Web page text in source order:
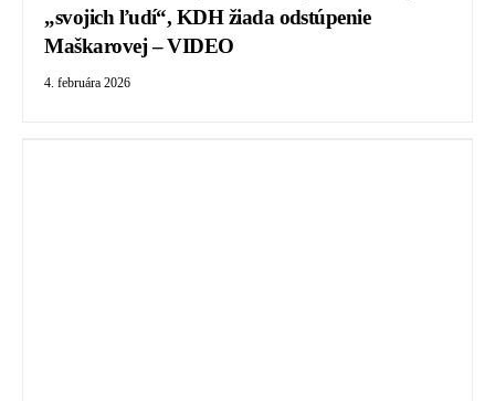
„svojich ľudí“, KDH žiada odstúpenie
Maškarovej – VIDEO
4. februára 2026